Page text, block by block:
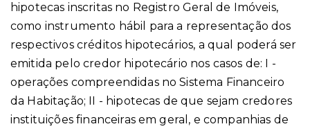
hipotecas inscritas no Registro Geral de Imóveis,
como instrumento hábil para a representação dos
respectivos créditos hipotecários, a qual poderá ser
emitida pelo credor hipotecário nos casos de: I -
operações compreendidas no Sistema Financeiro
da Habitação; II - hipotecas de que sejam credores
instituições financeiras em geral, e companhias de